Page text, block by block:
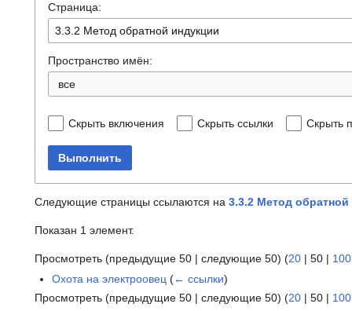
Страница:
Пространство имён:
все
Скрыть включения Скрыть ссылки Скрыть
Выполнить
Следующие страницы ссылаются на 3.3.2 Метод обратной
Показан 1 элемент.
Просмотреть (предыдущие 50 | следующие 50) (20 | 50 | 100
Охота на электроовец (← ссылки)
Просмотреть (предыдущие 50 | следующие 50) (20 | 50 | 100